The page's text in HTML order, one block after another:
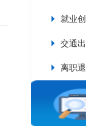
十大网赌app排
十大网赌app排
就业
交通
离职